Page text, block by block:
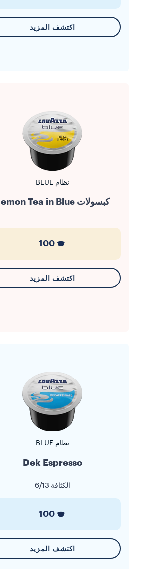
اكتشف المزيد
نظام BLUE
كبسولات Lemon Tea in Blue
100
اكتشف المزيد
نظام BLUE
Dek Espresso
الكثافة 6/13
100
اكتشف المزيد